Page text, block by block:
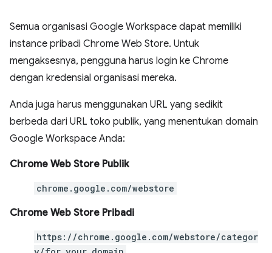
Semua organisasi Google Workspace dapat memiliki
instance pribadi Chrome Web Store. Untuk
mengaksesnya, pengguna harus login ke Chrome
dengan kredensial organisasi mereka.
Anda juga harus menggunakan URL yang sedikit
berbeda dari URL toko publik, yang menentukan domain
Google Workspace Anda:
Chrome Web Store Publik
chrome.google.com/webstore
Chrome Web Store Pribadi
https://chrome.google.com/webstore/categor